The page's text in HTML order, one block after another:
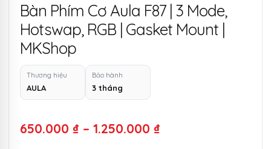
Bàn Phím Cơ Aula F87 | 3 Mode,
Hotswap, RGB | Gasket Mount |
MKShop
Thương hiệu
AULA
Bảo hành
3 tháng
650.000 ₫ – 1.250.000 ₫